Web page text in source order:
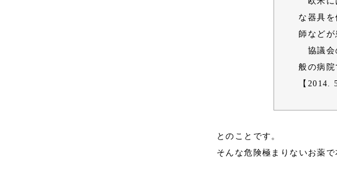
な器具
師などが
協議会
般の病院
【2014.
とのことです。
そんな危険極まりないお薬